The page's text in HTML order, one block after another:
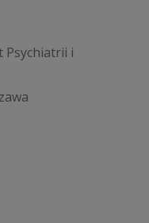
Psychiatrii i